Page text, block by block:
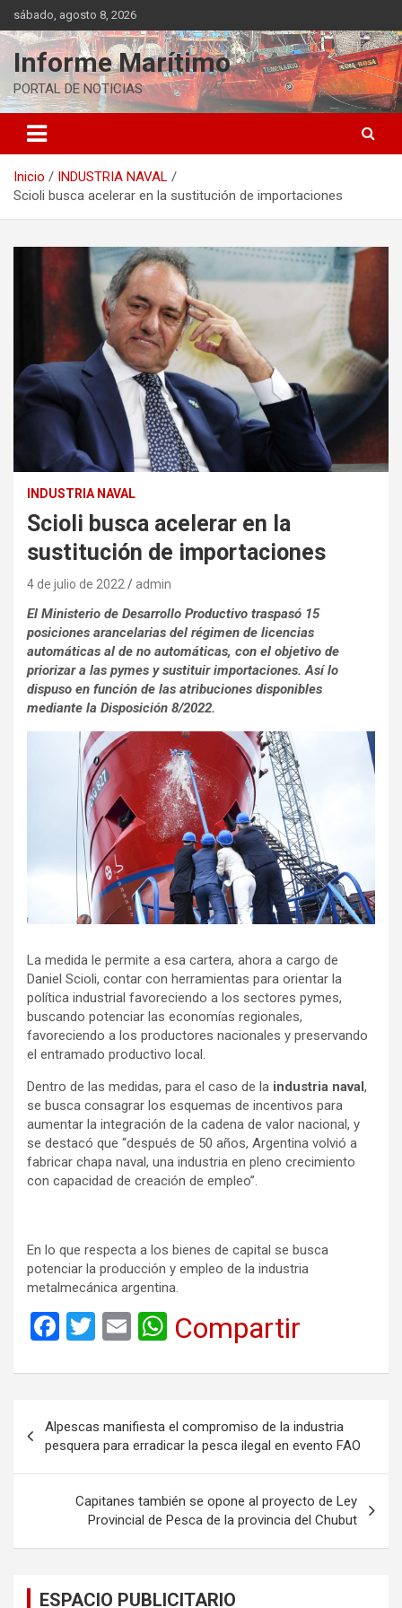
Saltar
al
contenido
sábado, agosto 8, 2026
Informe Marítimo
PORTAL DE NOTICIAS
Inicio
INDUSTRIA NAVAL
Scioli busca acelerar en la sustitución de importaciones
INDUSTRIA NAVAL
Scioli busca acelerar en la
sustitución de importaciones
4 de julio de 2022 admin
El Ministerio de Desarrollo Productivo traspasó 15
posiciones arancelarias del régimen de licencias
automáticas al de no automáticas, con el objetivo de
priorizar a las pymes y sustituir importaciones. Así lo
dispuso en función de las atribuciones disponibles
mediante la Disposición 8/2022.
La medida le permite a esa cartera, ahora a cargo de
Daniel Scioli, contar con herramientas para orientar la
política industrial favoreciendo a los sectores pymes,
buscando potenciar las economías regionales,
favoreciendo a los productores nacionales y preservando
el entramado productivo local.
Dentro de las medidas, para el caso de la industria naval,
se busca consagrar los esquemas de incentivos para
aumentar la integración de la cadena de valor nacional, y
se destacó que “después de 50 años, Argentina volvió a
fabricar chapa naval, una industria en pleno crecimiento
con capacidad de creación de empleo”.
En lo que respecta a los bienes de capital se busca
potenciar la producción y empleo de la industria
metalmecánica argentina.
F
ce
o
o
T
tt
E
ail
W
at
s
A
p
p
Compartir
de
entradas
Alpescas manifiesta el compromiso de la industria
pesquera para erradicar la pesca ilegal en evento FAO
Capitanes también se opone al proyecto de Ley
Provincial de Pesca de la provincia del Chubut
ESPACIO PUBLICITARIO